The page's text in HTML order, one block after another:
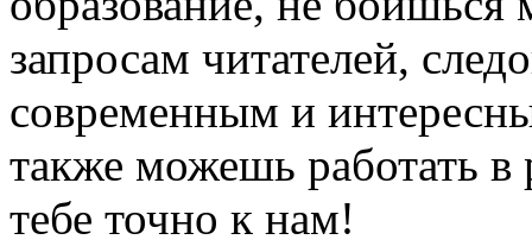
запросам читателей,
современным и
также можешь работать
тебе точно к нам!